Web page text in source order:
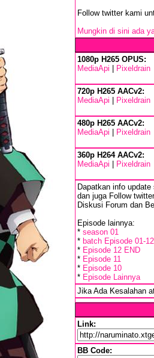
Follow twitter kami
Mungkin di sini ada
1080p H265 OPUS:
MediaApi
Pixeldrain
720p H265 AACv2:
MediaApi
Pixeldrain
480p H265 AACv2:
MediaApi
Pixeldrain
360p H264 AACv2:
MediaApi
Pixeldrain
Dapatkan info
dan juga Follow
Diskusi Forum dan
Episode lainnya:
* season 01
* batch Episode 01-12
* Episode 12 END
* Episode 11
* Episode 10
* Episode Lainnya
Jika Ada Kesalahan
Link:
BB Code: